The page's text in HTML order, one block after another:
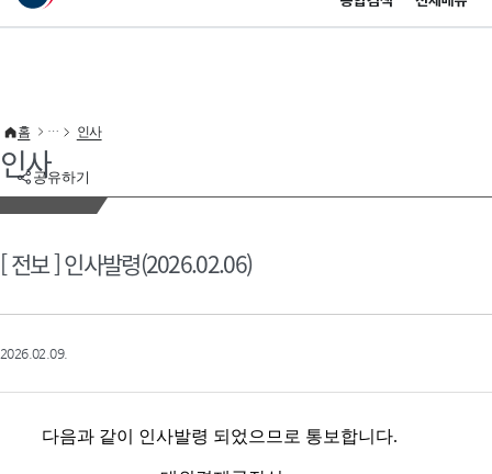
이 누리집은 대한민국 공식 전자정부 누리집입니다.
공유하기
홈 인사
인사
[ 전보 ] 인사발령(2026.02.06)
2026.02.09.